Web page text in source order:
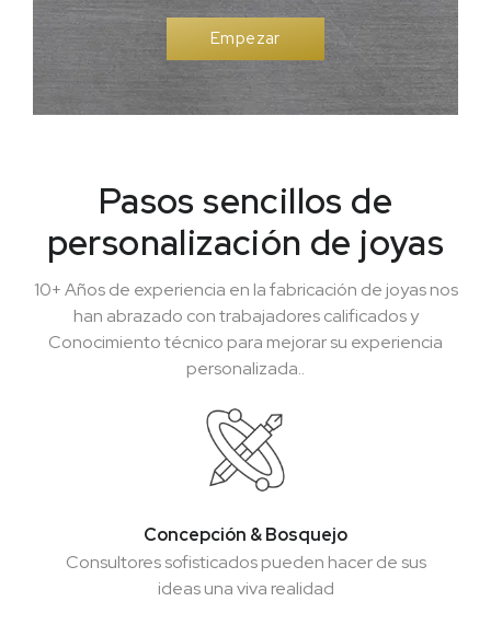
Empezar
Pasos sencillos de
personalización de joyas
10+ Años de experiencia en la fabricación de joyas nos
han abrazado con trabajadores calificados y
Conocimiento técnico para mejorar su experiencia
personalizada..
Concepción & Bosquejo
Consultores sofisticados pueden hacer de sus
ideas una viva realidad
Concepción & Bosquejo
Consultores sofisticados pueden hacer de sus
ideas una viva realidad